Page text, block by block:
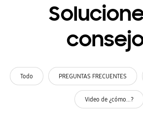
Todo PREGUNTAS FRECUENTES
Video de ¿cómo...?